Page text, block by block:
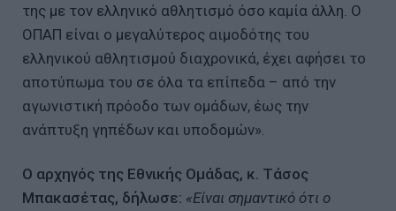
της με τον ελληνικό αθλητισμό όσο καμία άλλη. Ο
ΟΠΑΠ είναι ο μεγαλύτερος αιμοδότης του
ελληνικού αθλητισμού διαχρονικά, έχει αφήσει το
αποτύπωμα του σε όλα τα επίπεδα – από την
αγωνιστική πρόοδο των ομάδων, έως την
ανάπτυξη γηπέδων και υποδομών».
Ο αρχηγός της Εθνικής Ομάδας, κ. Τάσος
Μπακασέτας, δήλωσε: «Είναι σημαντικό ότι ο